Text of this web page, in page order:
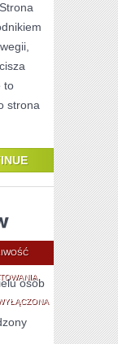
ZJAWISKA
NATURY
to
strona
TESTY
I
RECENZJE
osób